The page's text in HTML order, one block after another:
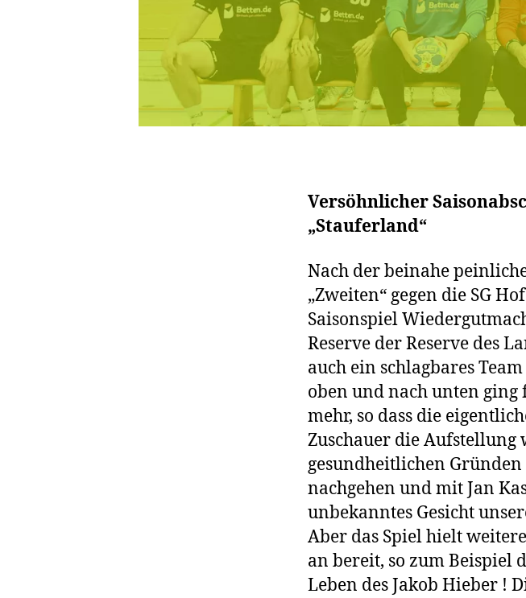
Versöhnlicher
„Stauferland“
Nach der beinahe
„Zweiten“ gegen die SG
Saisonspiel
Reserve der Reserve des
auch ein schlagbares
oben und nach unten
mehr, so dass die
Zuschauer die Aufstellung
gesundheitlichen
nachgehen und mit Jan
unbekanntes Gesicht
Aber das Spiel hielt
an bereit, so zum Beispiel
Leben des Jakob Hieber !